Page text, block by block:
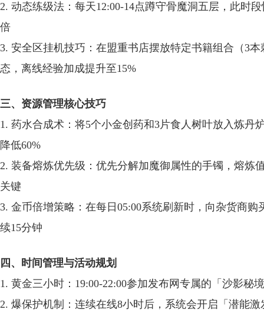
2. 动态练级法：每天12:00-14点蹲守骨魔洞五层，此时
倍
3. 安全区挂机技巧：在盟重书店摆放特定书籍组合（3
态，离线经验加成提升至15%
三、资源管理核心技巧
1. 药水合成术：将5个小金创药和3片食人树叶放入炼丹
降低60%
2. 装备熔炼优先级：优先分解加魔御属性的手镯，熔炼
关键
3. 金币倍增策略：在每日05:00系统刷新时，向杂货商
续15分钟
四、时间管理与活动规划
1. 黄金三小时：19:00-22:00参加发布网专属的「沙影秘
2. 爆保护机制：连续在线8小时后，系统会开启「潜能